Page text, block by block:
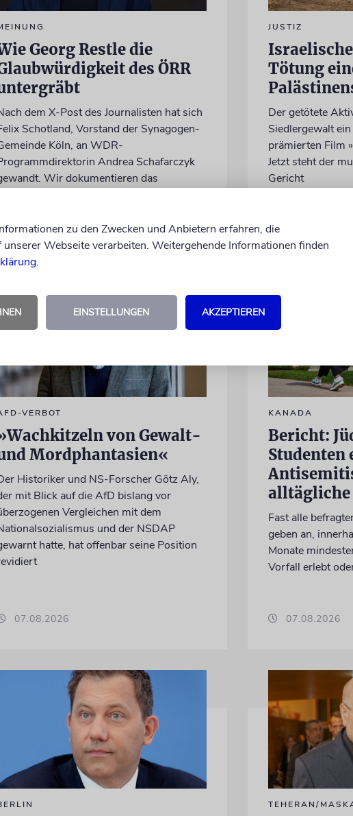
Georg Restle die
des ÖRR
dem X-Post des Journalisten hat sich
Schotland, Vorstand der Synagogen-
Köln, an WDR-
Andrea Schafarczyk
Wir dokumentieren das
07.08.2026
JUSTIZ
Tötung
Der getötete
Siedlergewalt
prämierten Film
Jetzt steht der
Gericht
VERBOT
von Gewalt-
Mordphantasien«
Historiker und NS-Forscher Götz Aly,
mit Blick auf die AfD bislang vor
Vergleichen mit dem
und der NSDAP
hatte, hat offenbar seine Position
07.08.2026
KANADA
Bericht:
Studenten
alltägliche
Fast alle
geben an,
Monate
Vorfall erlebt
07.08.2026
TEHERAN/
zu den Zwecken und Anbietern erfahren, die
unserer Webseite verarbeiten. Weitergehende Informationen finden
.
EINSTELLUNGEN AKZEPTIEREN